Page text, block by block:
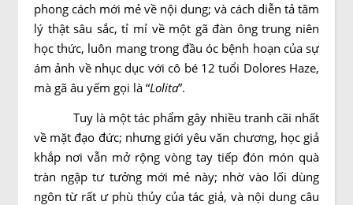
phong cách mới mẻ về nội dung; và cách diễn tả tâm
lý thật sâu sắc, tỉ mỉ về một gã đàn ông trung niên
học thức, luôn mang trong đầu óc bệnh hoạn của sự
ám ảnh về nhục dục với cô bé 12 tuổi Dolores Haze,
mà gã âu yếm gọi là “Lolita”.
Tuy là một tác phẩm gây nhiều tranh cãi nhất
về mặt đạo đức; nhưng giới yêu văn chương, học giả
khắp nơi vẫn mở rộng vòng tay tiếp đón món quà
tràn ngập tư tưởng mới mẻ này; nhờ vào lối dùng
ngôn từ rất ư phù thủy của tác giả, và nội dung câu